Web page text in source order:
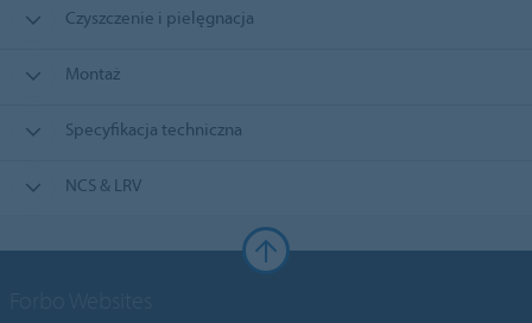
Czyszczenie i pielęgnacja
Montaż
Specyfikacja techniczna
NCS & LRV